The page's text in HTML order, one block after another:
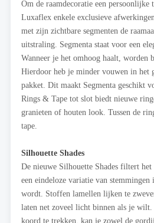
Om de raamdecoratie een persoonlijke
Luxaflex enkele exclusieve
met zijn zichtbare segmenten de
uitstraling. Segmenta staat voor een
Wanneer je het omhoog haalt, worden
Hierdoor heb je minder vouwen in het
pakket. Dit maakt Segmenta geschikt
Rings & Tape tot slot biedt nieuwe
granieten of houten look. Tussen de
tape.
Silhouette Shades
De nieuwe Silhouette Shades filtert
een eindeloze variatie van
wordt. Stoffen lamellen lijken te
laten net zoveel licht binnen als je
koord te trekken, kan je zowel de